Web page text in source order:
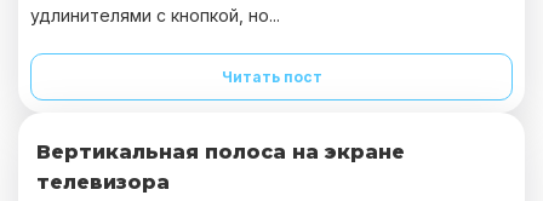
удлинителями с кнопкой, но...
Читать пост
Вертикальная полоса на экране
телевизора